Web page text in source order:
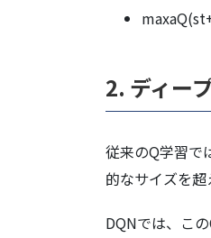
2. ディー
従来のQ学習で
的なサイズを超
DQNでは、こ